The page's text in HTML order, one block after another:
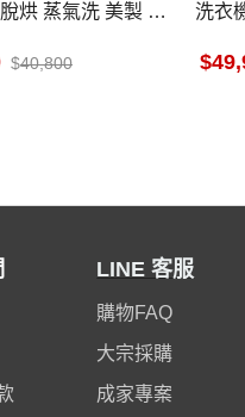
烘 蒸氣洗 美製 15
40,800
洗衣
LINE 客服
購物FAQ
大宗採購
成家專案